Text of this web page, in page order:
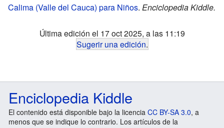
Calima (Valle del Cauca) para Niños. Enciclopedia Kiddle.
Última edición el 17 oct 2025, a las 11:19
Sugerir una edición.
Enciclopedia Kiddle
El contenido está disponible bajo la licencia CC BY-SA 3.0, a
menos que se indique lo contrario. Los artículos de la